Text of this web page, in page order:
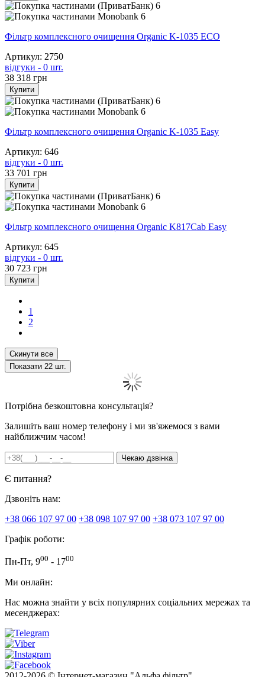
6
6
Фільтр комплексного очищення Organic K-1035 ECO
Артикул: 2750
відгуки - 0 шт.
38 318 грн
Купити
6
6
Фільтр комплексного очищення Organic K-1035 Easy
Артикул: 646
відгуки - 0 шт.
33 701 грн
Купити
6
6
Фільтр комплексного очищення Organic K817Cab Easy
Артикул: 645
відгуки - 0 шт.
30 723 грн
Купити
1
2
Скинути все
Показати 22 шт.
Потрібна безкоштовна консультація?
Залишіть ваш номер телефону і ми зв'яжемося з вами
найближчим часом!
Є питання?
Дзвоніть нам:
+38 066 107 97 00 +38 098 107 97 00 +38 073 107 97 00
Графік роботи:
Пн-Пт, 900 - 1700
Ми онлайн:
Нас можна знайти у всіх популярних соціальних мережах та
месенджерах: